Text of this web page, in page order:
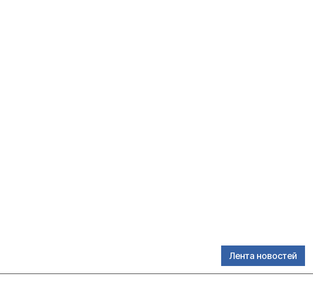
Лента новостей